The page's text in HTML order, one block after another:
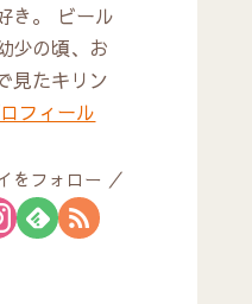
き。 ビール
少の頃、お
見たキリン
フィール
をフォロー